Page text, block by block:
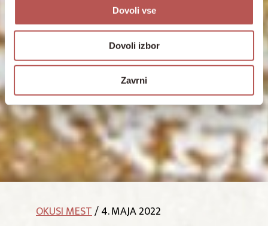
Dovoli vse
Dovoli izbor
Zavrni
OKUSI MEST/ 4. MAJA 2022